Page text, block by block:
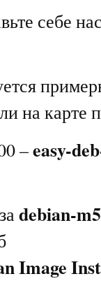
себе
на карте
–easy-
debian-
Image